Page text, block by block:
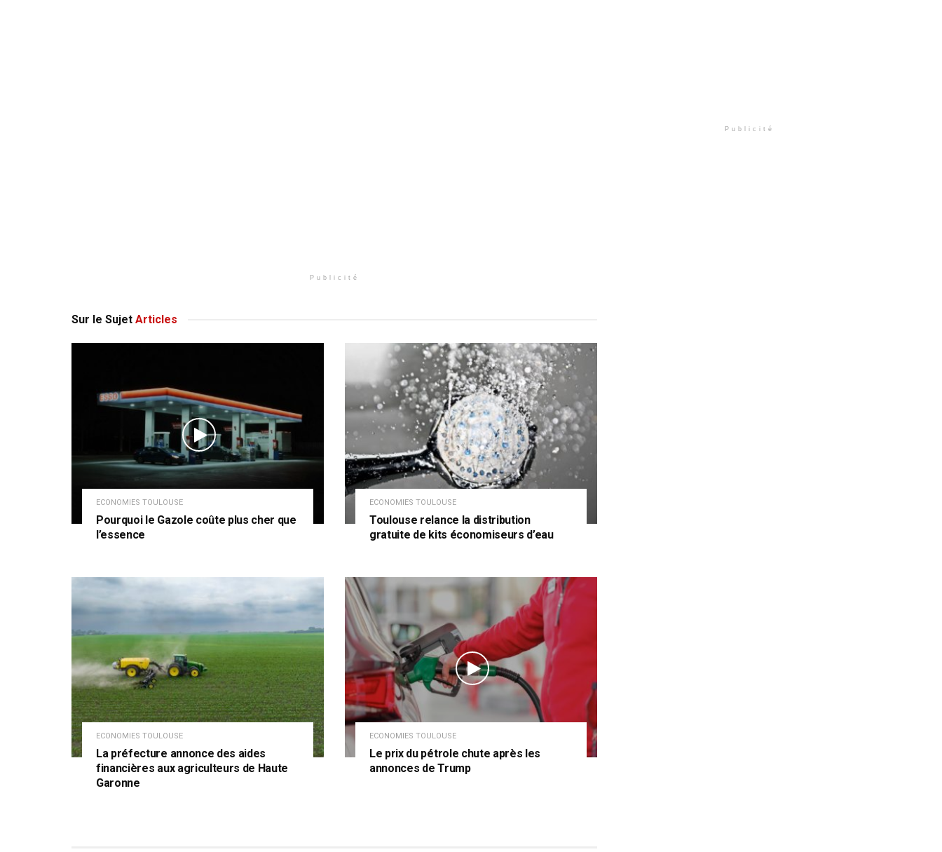
Publicité
Sur le Sujet Articles
ECONOMIES TOULOUSE
Pourquoi le Gazole coûte plus cher que
l’essence
ECONOMIES TOULOUSE
Toulouse relance la distribution
gratuite de kits économiseurs d’eau
ECONOMIES TOULOUSE
La préfecture annonce des aides
financières aux agriculteurs de Haute
Garonne
ECONOMIES TOULOUSE
Le prix du pétrole chute après les
annonces de Trump
Publicité